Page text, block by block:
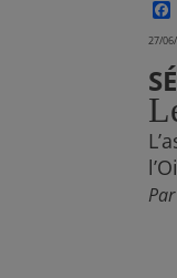
e
o
27/
Par